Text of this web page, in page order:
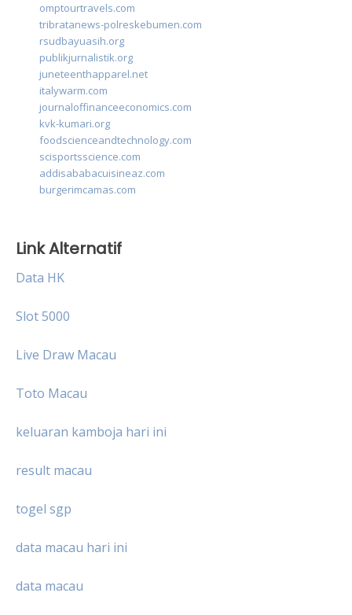
omptourtravels.com
tribratanews-polreskebumen.com
rsudbayuasih.org
publikjurnalistik.org
juneteenthapparel.net
italywarm.com
journaloffinanceeconomics.com
kvk-kumari.org
foodscienceandtechnology.com
scisportsscience.com
addisababacuisineaz.com
burgerimcamas.com
Link Alternatif
Data HK
Slot 5000
Live Draw Macau
Toto Macau
keluaran kamboja hari ini
result macau
togel sgp
data macau hari ini
data macau